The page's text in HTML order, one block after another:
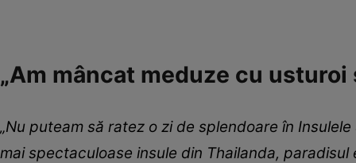
„Am mâncat meduze cu
„Nu puteam să ratez o zi de splendoare în
mai spectaculoase insule din Thailanda,